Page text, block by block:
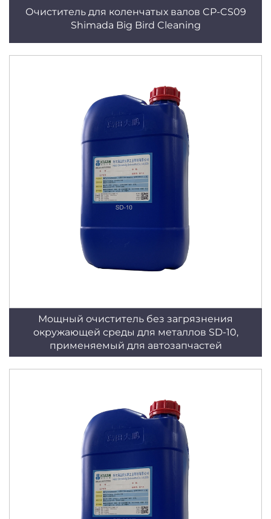
Очиститель для коленчатых валов CP-CS09
Shimada Big Bird Cleaning
Мощный очиститель без загрязнения
окружающей среды для металлов SD-10,
применяемый для автозапчастей